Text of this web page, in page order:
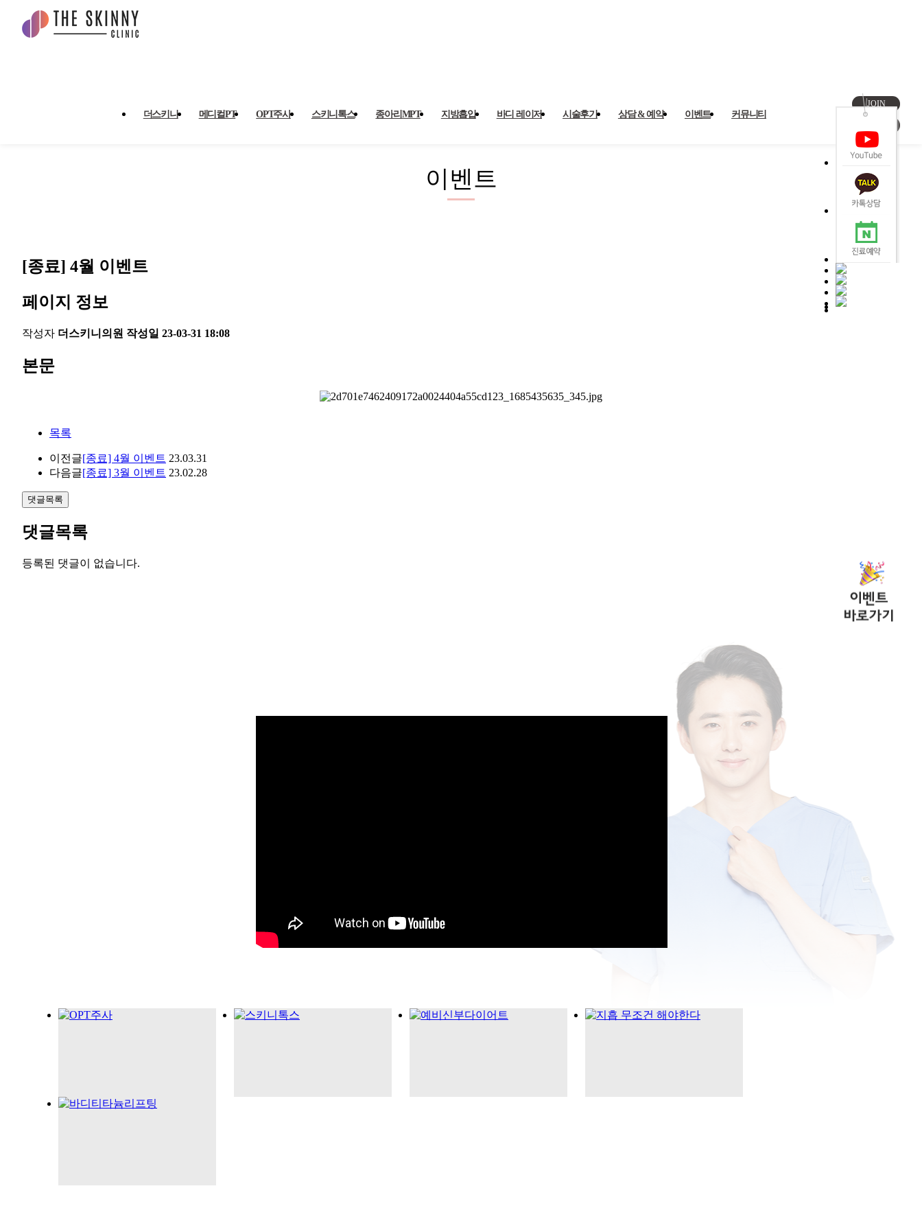
[종료] 4월 이벤트 > 이벤트
더스키니 메디컬PT OPT주사 스키니톡스 종아리MPT 지방흡입 바디 레이저 시술후기 상담 & 예약 이벤트 커뮤니티
JOIN
이벤트
[종료] 4월 이벤트
페이지 정보
작성자 더스키니의원 작성일 23-03-31 18:08
본문
목록
이전글[종료] 4월 이벤트 23.03.31
다음글[종료] 3월 이벤트 23.02.28
댓글목록
댓글목록
등록된 댓글이 없습니다.